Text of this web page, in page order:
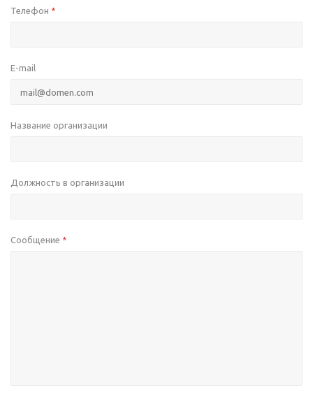
Телефон *
E-mail
Название организации
Должность в организации
Сообщение *